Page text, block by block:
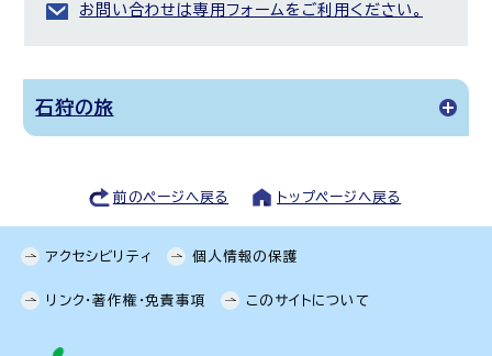
お問い合わせは専用フォームをご利用ください。
石狩の旅
前のページへ戻る トップページへ戻る
アクセシビリティ 個人情報の保護
リンク・著作権・免責事項 このサイトについて